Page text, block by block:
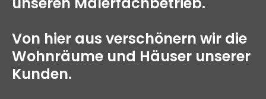
Von hier aus verschönern wir die
Wohnräume und Häuser unserer
Kunden.